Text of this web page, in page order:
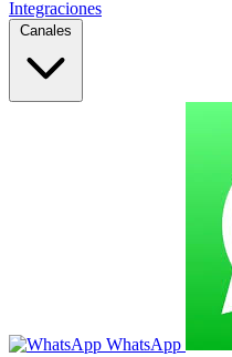
Integraciones
Canales
WhatsApp